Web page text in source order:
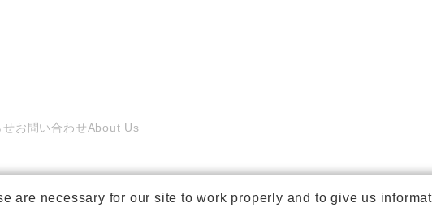
お問い合わせAbout Us
are necessary for our site to work properly and to give us